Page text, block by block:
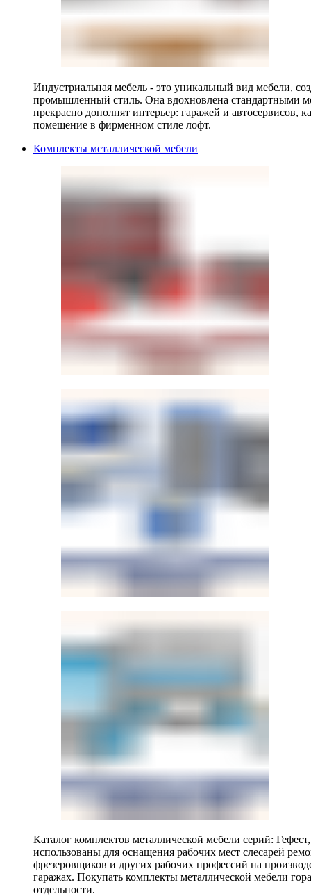
Индустриальная мебель - это уникальный вид мебели,
промышленный стиль. Она вдохновлена стандартными
прекрасно дополнят интерьер: гаражей и автосервисов,
помещение в фирменном стиле лофт.
Комплекты металлической мебели
Каталог комплектов металлической мебели серий:
использованы для оснащения рабочих мест слесарей
фрезеровщиков и других рабочих профессий на
гаражах. Покупать комплекты металлической мебели
отдельности.